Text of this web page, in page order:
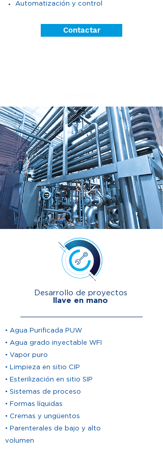
Automatización y control
Contactar
Desarrollo de proyectos
llave en mano
• Agua Purificada PUW
• Agua grado inyectable WFI
• Vapor puro
• Limpieza en sitio CIP
• Esterilización en sitio SIP
• Sistemas de proceso
• Formas líquidas
• Cremas y ungüentos
• Parenterales de bajo y alto
volumen